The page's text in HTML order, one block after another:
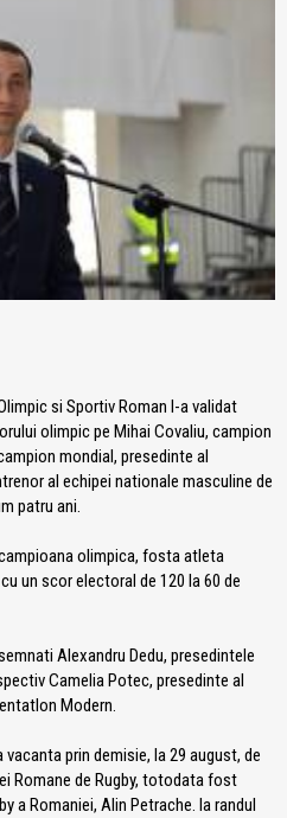
si Sportiv Roman l-a validat
olimpic pe Mihai Covaliu, campion
mondial, presedinte al
al echipei nationale masculine de
patru ani.
olimpica, fosta atleta
un scor electoral de 120 la 60 de
Alexandru Dedu, presedintele
Camelia Potec, presedinte al
Modern.
prin demisie, la 29 august, de
Romane de Rugby, totodata fost
a Romaniei, Alin Petrache. la randul